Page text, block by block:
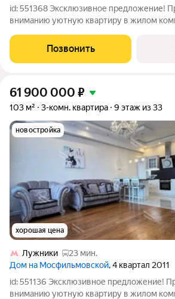
id: 551368 Эксклюзивное предложение!
вниманию уютную квартиру в жилом
готовую к вашему заселению. Удобная и
планировка: Изолированная
Позвонить
61 900 000 ₽
103 м² 3-комн. квартира 9 этаж из 33
новостройка
хорошая цена
Лужники
23 мин.
Дом на Мосфильмовской, 4 квартал 2011
id: 551136 Эксклюзивное предложение!
вниманию уютную квартиру в жилом